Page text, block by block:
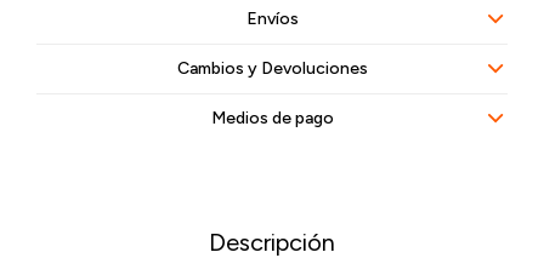
Envíos
Cambios y Devoluciones
Medios de pago
Descripción